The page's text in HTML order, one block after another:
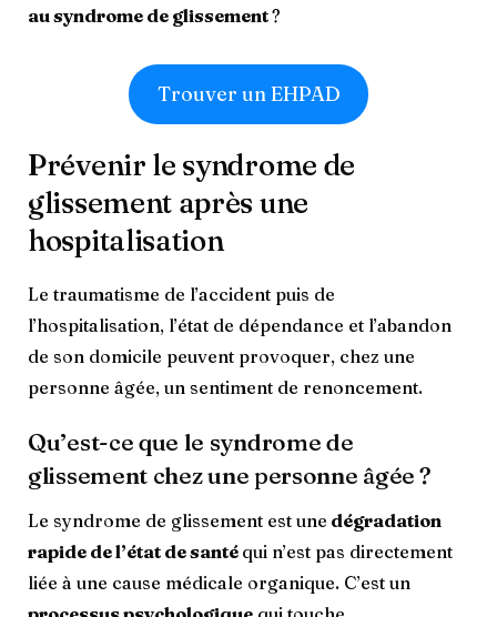
au syndrome de glissement?
Trouver un EHPAD
Prévenir le syndrome de
glissement après une
hospitalisation
Le traumatisme de l’accident puis de
l’hospitalisation, l’état de dépendance et l’abandon
de son domicile peuvent provoquer, chez une
personne âgée, un sentiment de renoncement.
Qu’est-ce que le syndrome de
glissement chez une personne âgée ?
Le syndrome de glissement est une dégradation
rapide de l’état de santé qui n’est pas directement
liée à une cause médicale organique. C’est un